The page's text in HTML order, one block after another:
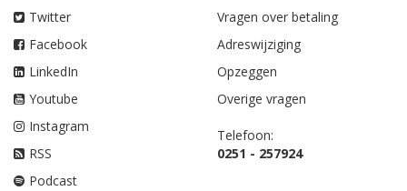
Twitter
Facebook
LinkedIn
Youtube
Instagram
RSS
Podcast
Vragen over betaling
Adreswijziging
Opzeggen
Overige vragen
Telefoon:
0251 - 257924